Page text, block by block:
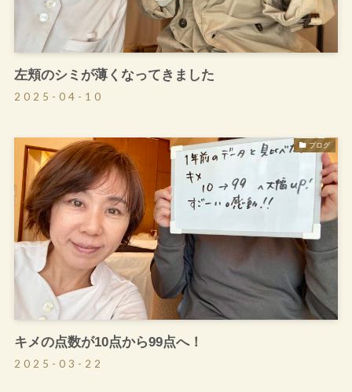
左頬のシミが薄くなってきました
2025-04-10
ブログ
キメの点数が10点から99点へ！
2025-03-22